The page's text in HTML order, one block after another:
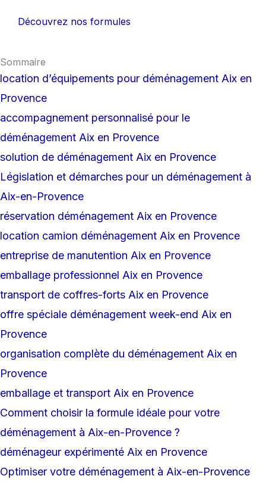
Découvrez nos formules
Sommaire
location d’équipements pour déménagement Aix en
Provence
accompagnement personnalisé pour le
déménagement Aix en Provence
solution de déménagement Aix en Provence
Législation et démarches pour un déménagement à
Aix-en-Provence
réservation déménagement Aix en Provence
location camion déménagement Aix en Provence
entreprise de manutention Aix en Provence
emballage professionnel Aix en Provence
transport de coffres-forts Aix en Provence
offre spéciale déménagement week-end Aix en
Provence
organisation complète du déménagement Aix en
Provence
emballage et transport Aix en Provence
Comment choisir la formule idéale pour votre
déménagement à Aix-en-Provence ?
déménageur expérimenté Aix en Provence
Optimiser votre déménagement à Aix-en-Provence